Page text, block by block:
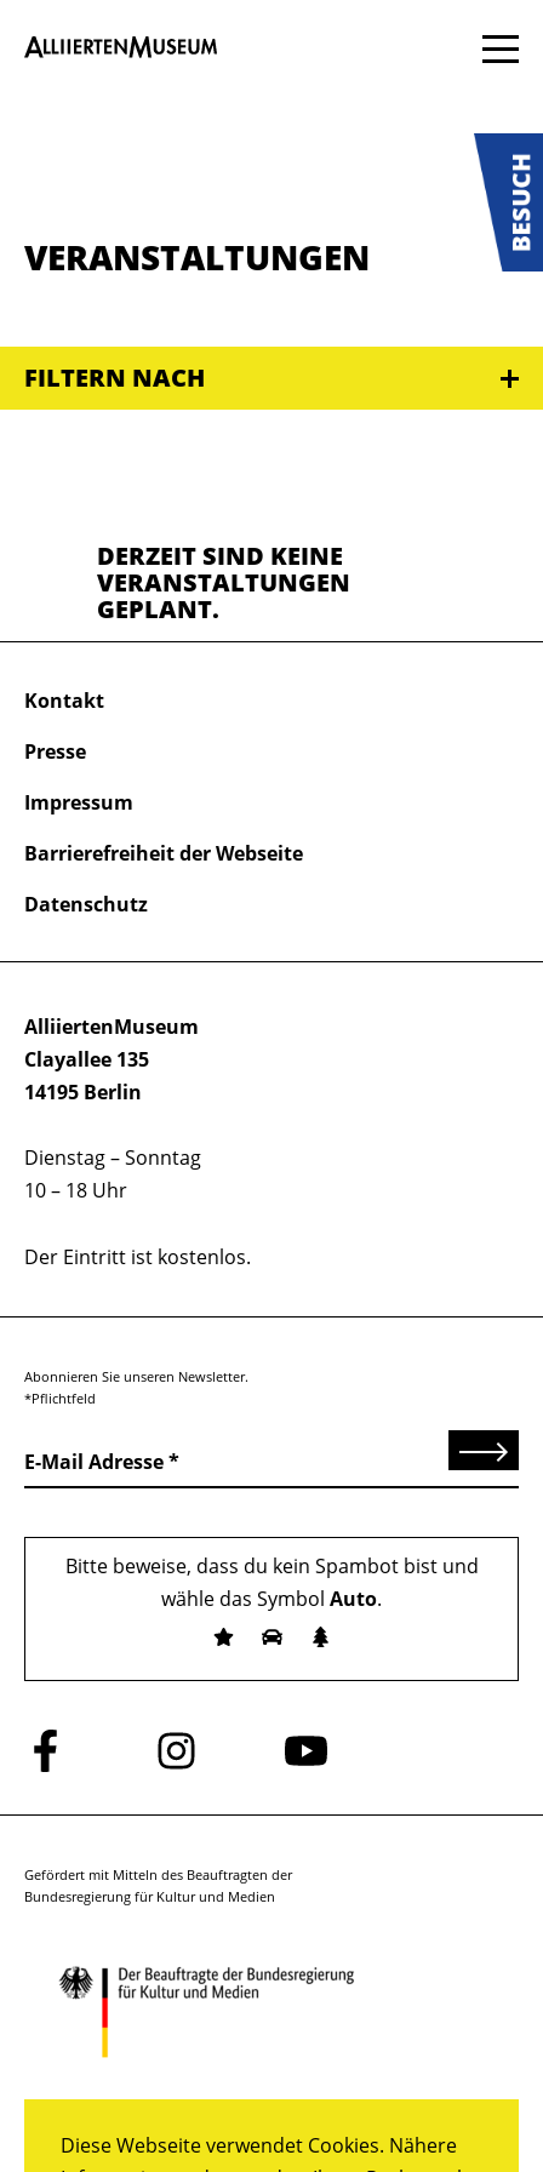
Diese Webseite verwendet Cookies. Nähere
VERANSTALTUNGEN
FILTERN NACH
DERZEIT SIND KEINE
VERANSTALTUNGEN
GEPLANT.
AlliiertenMuseum
Clayallee 135
14195 Berlin
Dienstag – Sonntag
10 – 18 Uhr
Der Eintritt ist kostenlos.
Kontakt
Presse
Impressum
Barrierefreiheit der Webseite
Datenschutz
Abonnieren Sie unseren Newsletter.
*Pflichtfeld
E-Mail Adresse Senden
Bitte beweise, dass du kein Spambot bist und
wähle das Symbol Auto.
Folge
uns
auf
Folge
uns
auf
Folge
auf
Gefördert mit Mitteln des Beauftragten der
Bundesregierung für Kultur und Medien